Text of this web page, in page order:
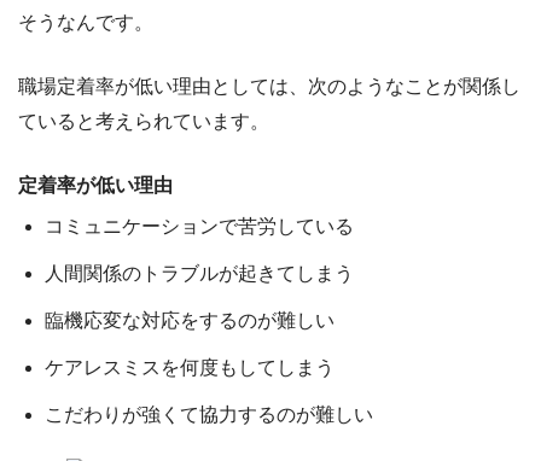
そうなんです。
職場定着率が低い理由としては、次のようなことが関係し
ていると考えられています。
定着率が低い理由
コミュニケーションで苦労している
人間関係のトラブルが起きてしまう
臨機応変な対応をするのが難しい
ケアレスミスを何度もしてしまう
こだわりが強くて協力するのが難しい